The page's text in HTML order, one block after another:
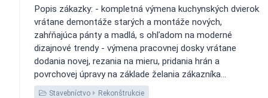
Popis zákazky: - kompletná výmena kuchynských dvierok
vrátane demontáže starých a montáže nových,
zahŕňajúca pánty a madlá, s ohľadom na moderné
dizajnové trendy - výmena pracovnej dosky vrátane
dodania novej, rezania na mieru, pridania hrán a
povrchovej úpravy na základe želania zákazníka...
Stavebníctvo Rekonštrukcie